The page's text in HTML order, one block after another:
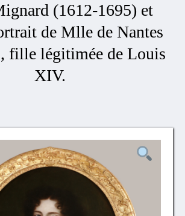
(1612-1695) et
de Mlle de Nantes
fille légitimée de Louis
XIV.